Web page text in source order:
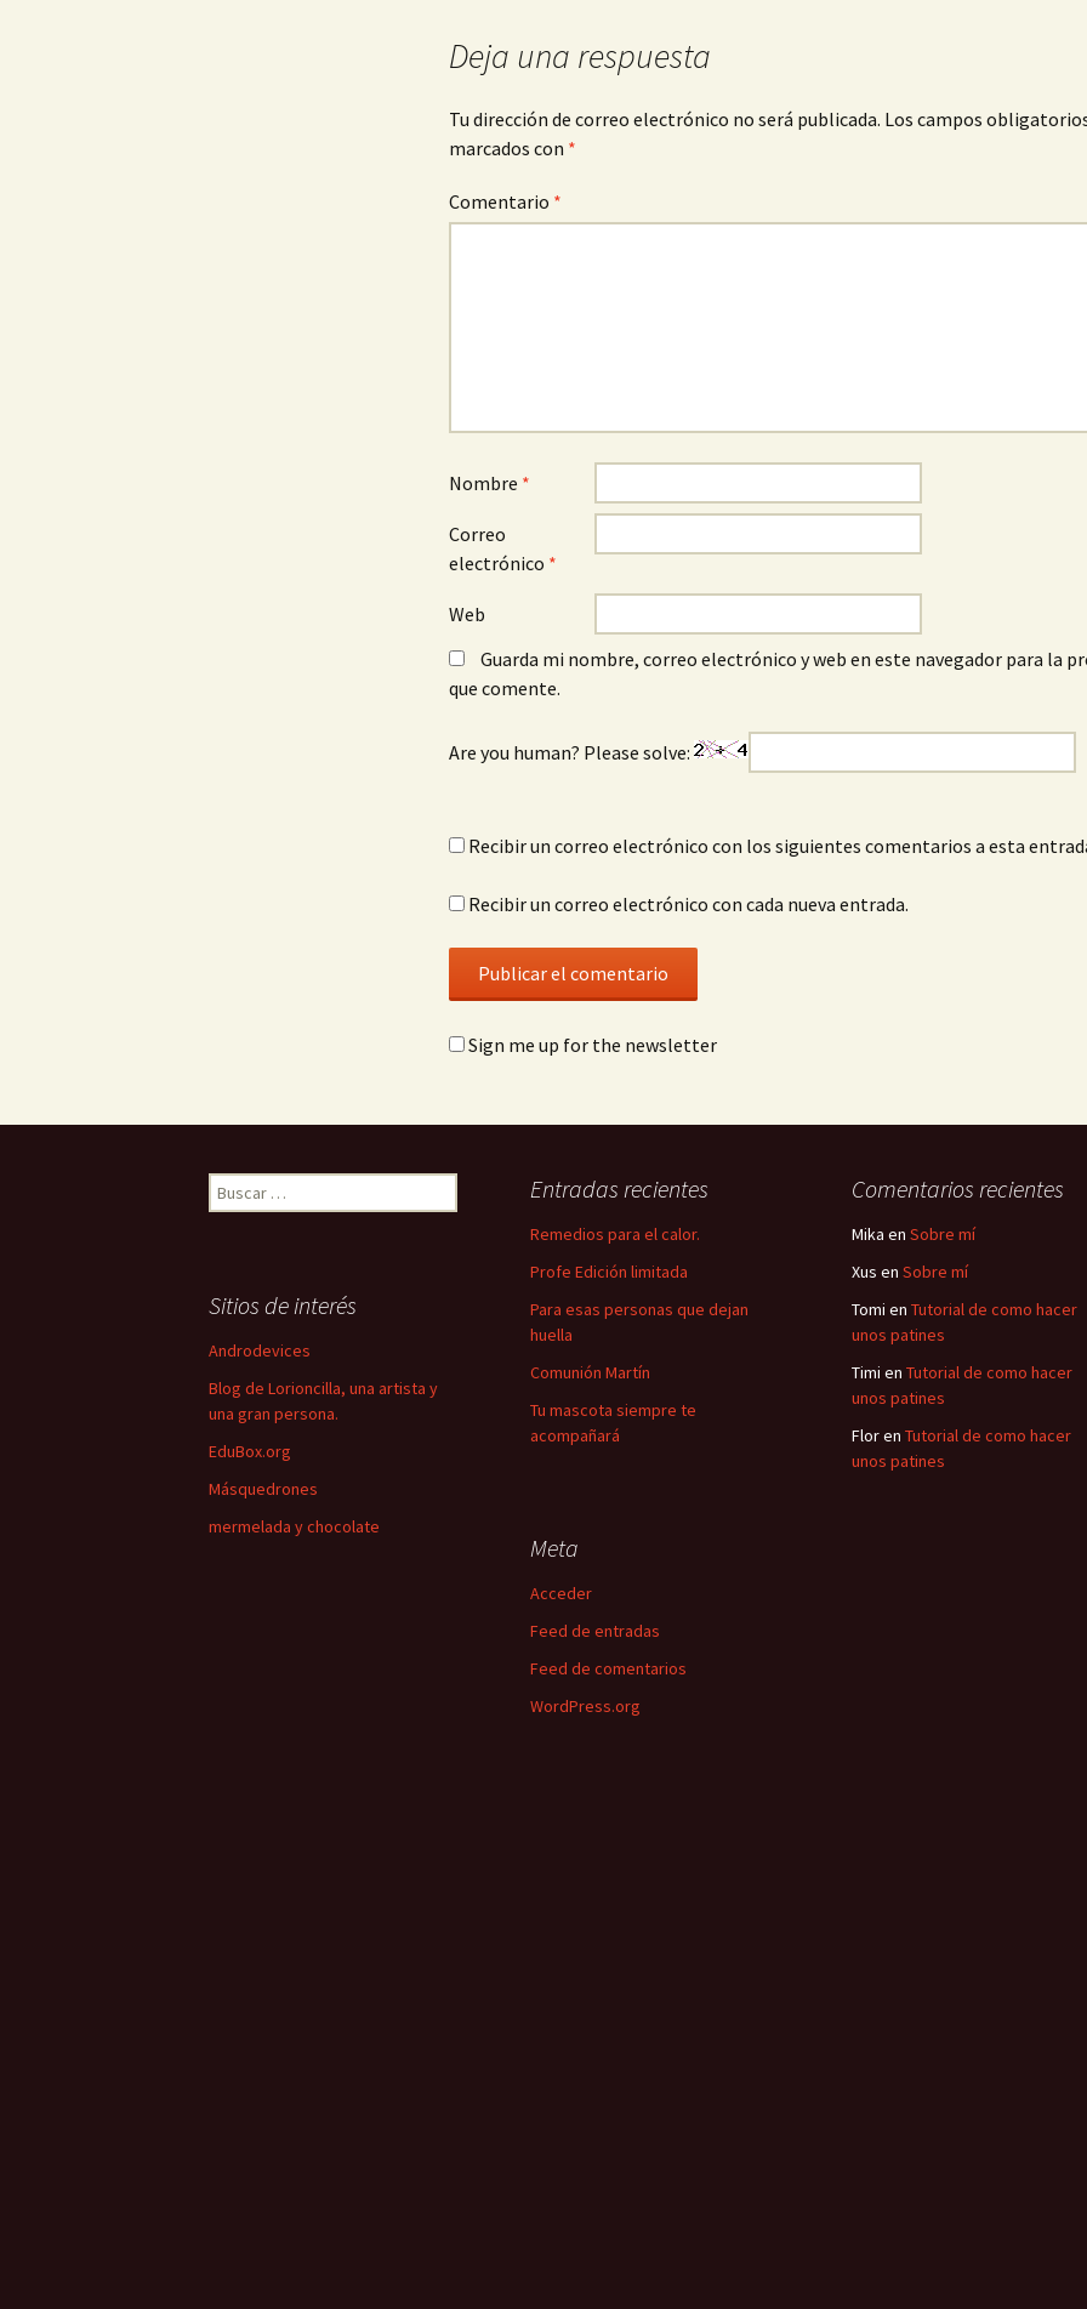
Deja una respuesta
Tu dirección de correo electrónico no será publicada. Los campos
marcados con *
Comentario *
Nombre *
Correo
electrónico *
Web
Guarda mi nombre, correo electrónico y web en este navegador para la
que comente.
Are you human? Please solve:
Recibir un correo electrónico con los siguientes comentarios a esta
Recibir un correo electrónico con cada nueva entrada.
Sign me up for the newsletter
Buscar: Entradas recientes
Remedios para el calor.
Profe Edición limitada
Para esas personas que dejan
huella
Comunión Martín
Tu mascota siempre te
acompañará
Comentarios recientes
Mika en Sobre mí
Xus en Sobre mí
Tomi en Tutorial de como hacer
unos patines
Timi en Tutorial de como hacer
unos patines
Floren Tutorial de como hacer
unos patines
Sitios de interés
Androdevices
Blog de Lorioncilla, una artista y
una gran persona.
EduBox.org
Másquedrones
mermelada y chocolate
Meta
Acceder
Feed de entradas
Feed de comentarios
WordPress.org